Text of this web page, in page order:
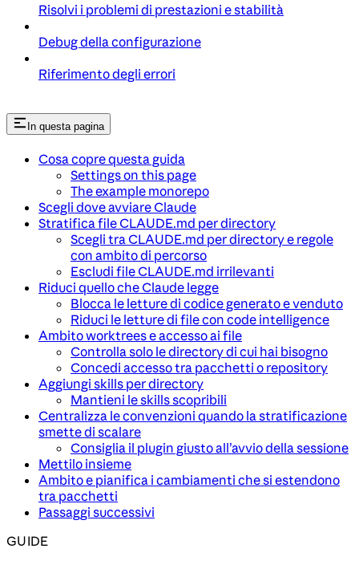
Risolvi i problemi di prestazioni e stabilità
Debug della configurazione
Riferimento degli errori
In questa pagina
Cosa copre questa guida
Settings on this page
The example monorepo
Scegli dove avviare Claude
Stratifica file CLAUDE.md per directory
Scegli tra CLAUDE.md per directory e regole
con ambito di percorso
Escludi file CLAUDE.md irrilevanti
Riduci quello che Claude legge
Blocca le letture di codice generato e venduto
Riduci le letture di file con code intelligence
Ambito worktrees e accesso ai file
Controlla solo le directory di cui hai bisogno
Concedi accesso tra pacchetti o repository
Aggiungi skills per directory
Mantieni le skills scopribili
Centralizza le convenzioni quando la stratificazione
smette di scalare
Consiglia il plugin giusto all’avvio della sessione
Mettilo insieme
Ambito e pianifica i cambiamenti che si estendono
tra pacchetti
Passaggi successivi
GUIDE